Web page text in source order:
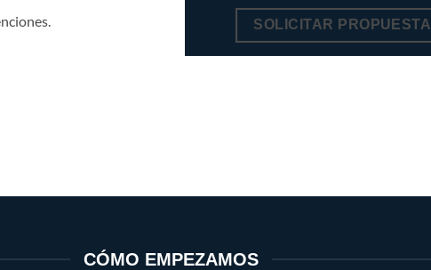
SOLICITAR PROPUESTA
CÓMO EMPEZAMOS